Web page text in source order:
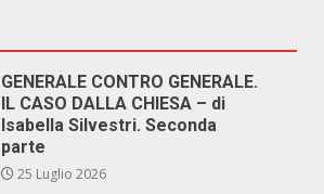
GENERALE CONTRO GENERALE.
IL CASO DALLA CHIESA – di
Isabella Silvestri. Seconda
parte
25 Luglio 2026